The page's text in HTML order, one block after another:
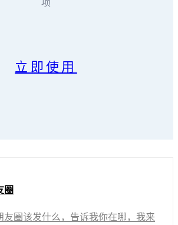
项
立即使用
圈
友圈该发什么，告诉我你在哪，我来